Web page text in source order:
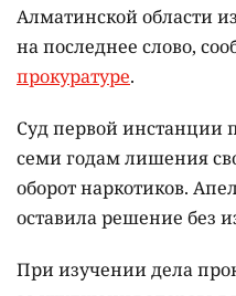
Алматинской области
на последнее слово,
прокуратуре.
Суд первой инстанции
семи годам лишения
оборот наркотиков.
оставила решение без
При изучении дела